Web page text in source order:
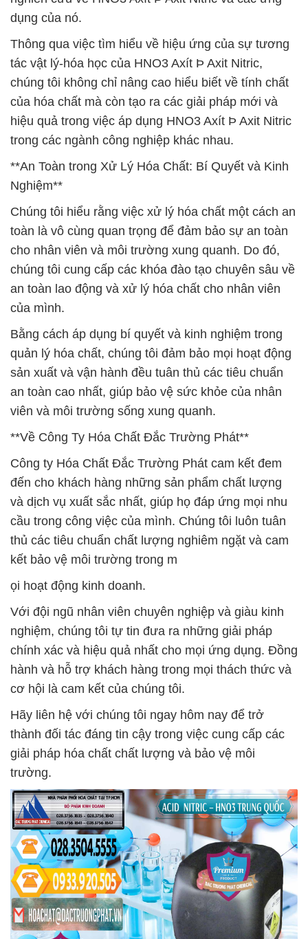
dụng của nó.
Thông qua việc tìm hiểu về hiệu ứng của sự tương
tác vật lý-hóa học của HNO3 Axít Þ Axit Nitric,
chúng tôi không chỉ nâng cao hiểu biết về tính chất
của hóa chất mà còn tạo ra các giải pháp mới và
hiệu quả trong việc áp dụng HNO3 Axít Þ Axit Nitric
trong các ngành công nghiệp khác nhau.
**An Toàn trong Xử Lý Hóa Chất: Bí Quyết và Kinh
Nghiệm**
Chúng tôi hiểu rằng việc xử lý hóa chất một cách an
toàn là vô cùng quan trọng để đảm bảo sự an toàn
cho nhân viên và môi trường xung quanh. Do đó,
chúng tôi cung cấp các khóa đào tạo chuyên sâu về
an toàn lao động và xử lý hóa chất cho nhân viên
của mình.
Bằng cách áp dụng bí quyết và kinh nghiệm trong
quản lý hóa chất, chúng tôi đảm bảo mọi hoạt động
sản xuất và vận hành đều tuân thủ các tiêu chuẩn
an toàn cao nhất, giúp bảo vệ sức khỏe của nhân
viên và môi trường sống xung quanh.
**Về Công Ty Hóa Chất Đắc Trường Phát**
Công ty Hóa Chất Đắc Trường Phát cam kết đem
đến cho khách hàng những sản phẩm chất lượng
và dịch vụ xuất sắc nhất, giúp họ đáp ứng mọi nhu
cầu trong công việc của mình. Chúng tôi luôn tuân
thủ các tiêu chuẩn chất lượng nghiêm ngặt và cam
kết bảo vệ môi trường trong m
ọi hoạt động kinh doanh.
Với đội ngũ nhân viên chuyên nghiệp và giàu kinh
nghiệm, chúng tôi tự tin đưa ra những giải pháp
chính xác và hiệu quả nhất cho mọi ứng dụng. Đồng
hành và hỗ trợ khách hàng trong mọi thách thức và
cơ hội là cam kết của chúng tôi.
Hãy liên hệ với chúng tôi ngay hôm nay để trở
thành đối tác đáng tin cậy trong việc cung cấp các
giải pháp hóa chất chất lượng và bảo vệ môi
trường.